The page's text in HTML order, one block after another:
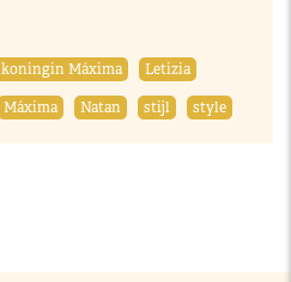
koningin Máxima
Letizia
Máxima Natan stijl style